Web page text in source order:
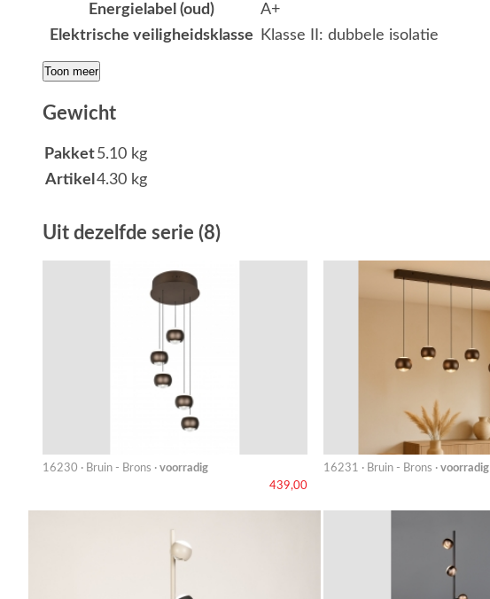
Energielabel (oud)
A+
Elektrische veiligheidsklasse
Klasse II: dubbele isolatie
Toon meer
Gewicht
Pakket5.10 kg
Artikel 4.30 kg
Uit dezelfde serie (8)
16230 · Bruin - Brons · voorradig
439,00
16231 · Bruin - Brons · voorradig